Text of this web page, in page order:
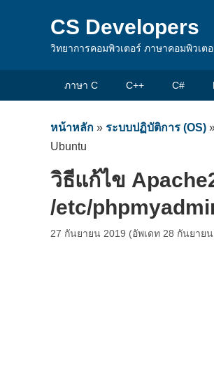
CS Developers
วิทยาการคอมพิวเตอร์ ภาษาคอมพิวเ
ภาษา C C++ C#
หน้าหลัก » ระบบปฏิบัติการ (OS)
Ubuntu
วิธีแก้ไข
/etc/
27 กันยายน 2019 (อัพเดท 28 กันยาย